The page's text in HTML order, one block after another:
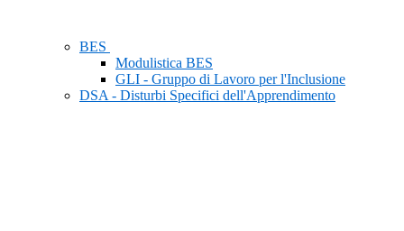
BES
Modulistica BES
GLI - Gruppo di Lavoro per l'Inclusione
DSA - Disturbi Specifici dell'Apprendimento